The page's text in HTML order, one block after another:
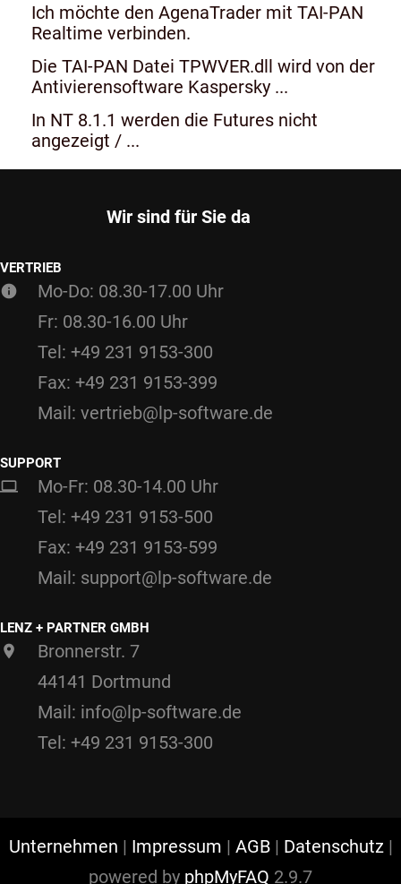
Ich möchte den AgenaTrader mit TAI-PAN
Realtime verbinden.
Die TAI-PAN Datei TPWVER.dll wird von der
Antivierensoftware Kaspersky ...
In NT 8.1.1 werden die Futures nicht
angezeigt / ...
Wir sind für Sie da
VERTRIEB
Mo-Do: 08.30-17.00 Uhr
Fr: 08.30-16.00 Uhr
Tel: +49 231 9153-300
Fax: +49 231 9153-399
Mail: vertrieb@lp-software.de
SUPPORT
Mo-Fr: 08.30-14.00 Uhr
Tel: +49 231 9153-500
Fax: +49 231 9153-599
Mail: support@lp-software.de
LENZ + PARTNER GMBH
Bronnerstr. 7
44141 Dortmund
Mail: info@lp-software.de
Tel: +49 231 9153-300
Unternehmen | Impressum | AGB | Datenschutz|
powered by phpMyFAQ 2.9.7